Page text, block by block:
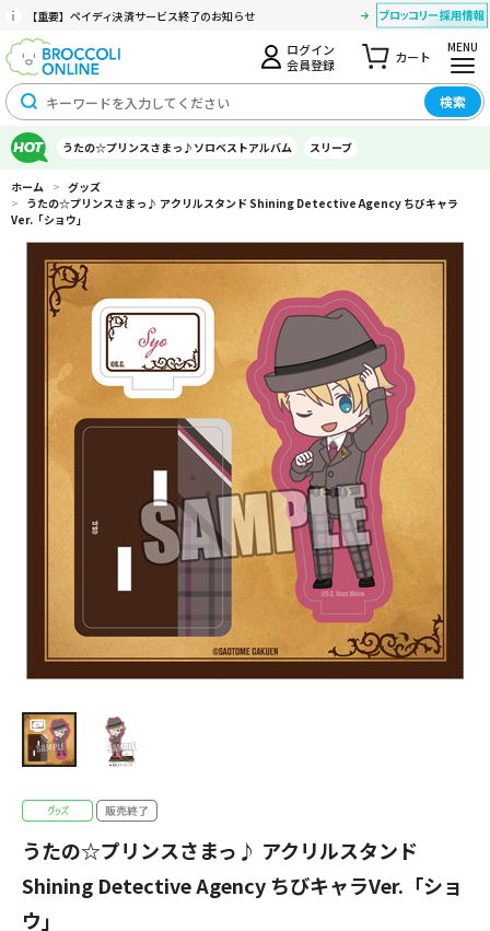
【重要】ペイディ決済サービス終了のお知らせ
ログイン
会員登録
カート
MENU
検索
うたの☆プリンスさまっ♪ソロベストアルバム スリーブ
ホーム > グッズ
> うたの☆プリンスさまっ♪ アクリルスタンド Shining Detective Agency ちびキャラ
Ver.「ショウ」
うたの☆プリンスさまっ♪ アクリルスタンド
Shining Detective Agency ちびキャラVer.「ショ
ウ」